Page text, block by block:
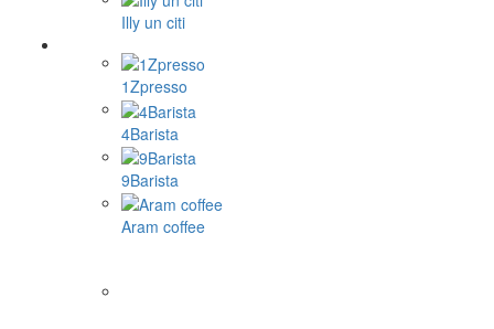
Illy un citi
1Zpresso
4Barista
9Barista
Aram coffee